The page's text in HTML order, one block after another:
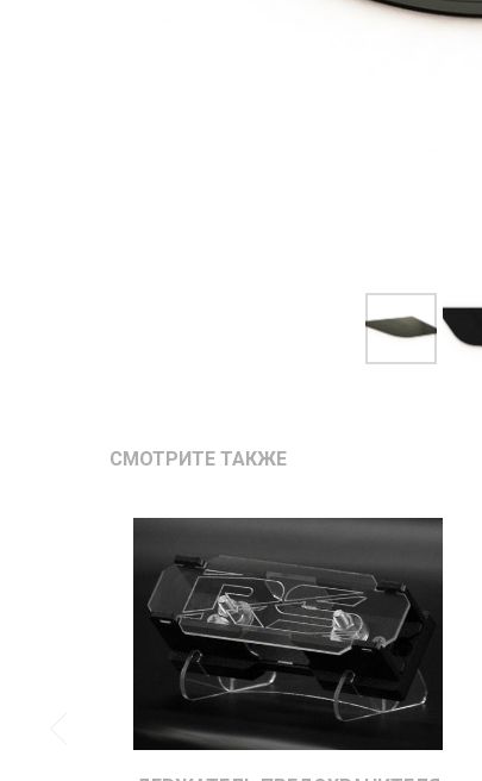
СМОТРИТЕ ТАКЖЕ